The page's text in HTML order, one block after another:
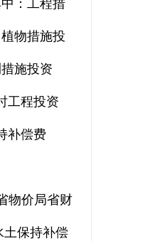
中：工程措
物措施投
施投资
工程投资
补偿费
物价局省财
土保持补偿